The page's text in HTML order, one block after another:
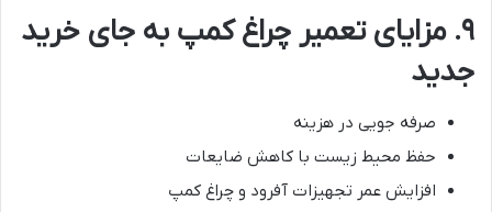
۹. مزایای تعمیر چراغ کمپ به جای خرید
جدید
صرفه جویی در هزینه
حفظ محیط زیست با کاهش ضایعات
افزایش عمر تجهیزات آفرود و چراغ کمپ